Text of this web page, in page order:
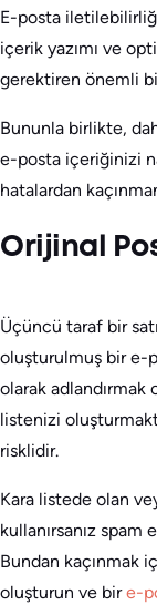
E-posta
içerik yazımı ve
gerektiren önemli
Bununla birlikte,
e-posta içeriğinizi
hatalardan
Orijinal
Üçüncü taraf bir
oluşturulmuş bir e-
olarak adlandırmak
listenizi
risklidir.
Kara listede olan
kullanırsanız spam
Bundan kaçınmak
oluşturun ve bire-